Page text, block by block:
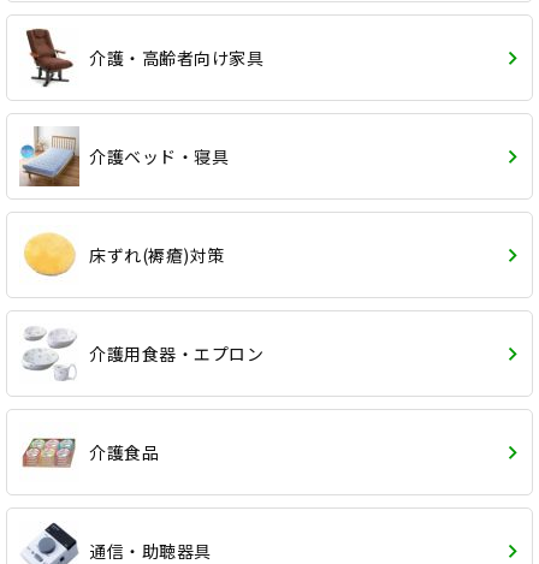
介護・高齢者向け家具
介護ベッド・寝具
床ずれ(褥瘡)対策
介護用食器・エプロン
介護食品
通信・助聴器具